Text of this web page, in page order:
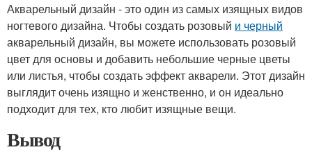
Акварельный дизайн - это один из самых изящных видов
ногтевого дизайна. Чтобы создать розовый и черный
акварельный дизайн, вы можете использовать розовый
цвет для основы и добавить небольшие черные цветы
или листья, чтобы создать эффект акварели. Этот дизайн
выглядит очень изящно и женственно, и он идеально
подходит для тех, кто любит изящные вещи.
Вывод